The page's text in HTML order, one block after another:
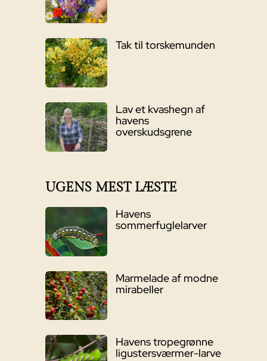
Tak til torskemunden
Lav et kvashegn af
havens
overskudsgrene
UGENS MEST LÆSTE
Havens
sommerfuglelarver
Marmelade af modne
mirabeller
Havens tropegrønne
ligustersværmer-larve